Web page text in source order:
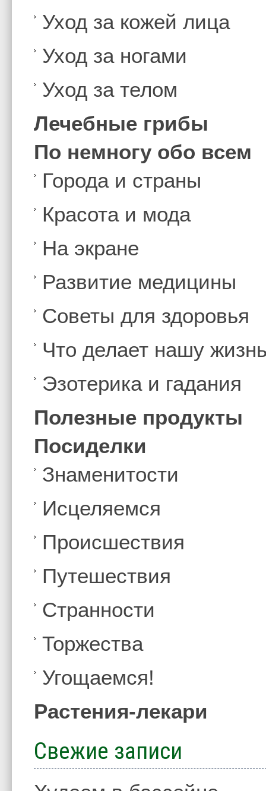
Уход за кожей лица
Уход за ногами
Уход за телом
Лечебные грибы
По немногу обо всем
Города и страны
Красота и мода
На экране
Развитие медицины
Советы для здоровья
Что делает нашу
Эзотерика и гадания
Полезные продукты
Посиделки
Знаменитости
Иcцеляемся
Происшествия
Путешествия
Странности
Торжества
Угощаемся!
Растения-лекари
Свежие записи